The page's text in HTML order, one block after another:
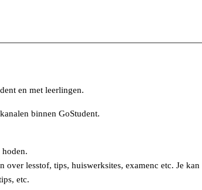
en met leerlingen.
binnen GoStudent.
over lesstof, tips, huiswerksites, examenc etc. Je
etc.